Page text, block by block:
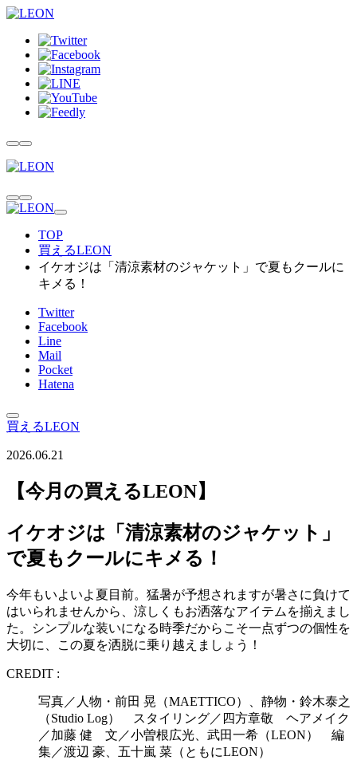
TOP
買えるLEON
イケオジは「清涼素材のジャケット」で夏もクールに
キメる！
Twitter
Facebook
Line
Mail
Pocket
Hatena
買えるLEON
2026.06.21
【今月の買えるLEON】
イケオジは「清涼素材のジャケット」
で夏もクールにキメる！
今年もいよいよ夏目前。猛暑が予想されますが暑さに負けて
はいられませんから、涼しくもお洒落なアイテムを揃えまし
た。シンプルな装いになる時季だからこそ一点ずつの個性を
大切に、この夏を洒脱に乗り越えましょう！
CREDIT :
写真／人物・前田 晃（MAETTICO）、静物・鈴木泰之
（Studio Log） スタイリング／四方章敬 ヘアメイク
／加藤 健 文／小曽根広光、武田一希（LEON） 編
集／渡辺 豪、五十嵐 菜（ともにLEON）